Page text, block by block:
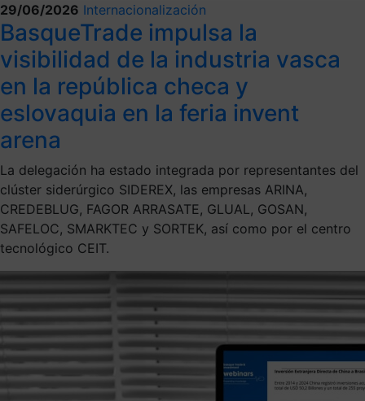
29/06/2026 Internacionalización
BasqueTrade impulsa la
visibilidad de la industria vasca
en la república checa y
eslovaquia en la feria invent
arena
La delegación ha estado integrada por representantes del
clúster siderúrgico SIDEREX, las empresas ARINA,
CREDEBLUG, FAGOR ARRASATE, GLUAL, GOSAN,
SAFELOC, SMARKTEC y SORTEK, así como por el centro
tecnológico CEIT.